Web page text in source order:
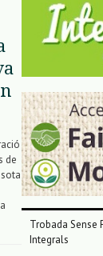
de
Trobada Sense
Integrals